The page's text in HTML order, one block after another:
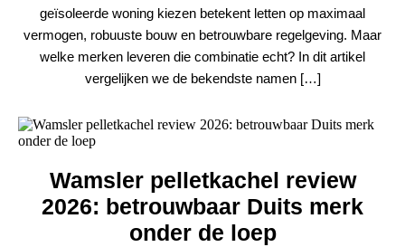
geïsoleerde woning kiezen betekent letten op maximaal
vermogen, robuuste bouw en betrouwbare regelgeving. Maar
welke merken leveren die combinatie echt? In dit artikel
vergelijken we de bekendste namen […]
Wamsler pelletkachel review
2026: betrouwbaar Duits merk
onder de loep